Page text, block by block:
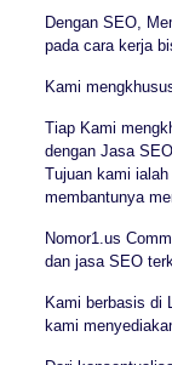
Dengan SEO,
pada cara kerja
Kami
Tiap Kami
dengan Jasa
Tujuan kami
membantunya
Nomor1.us
dan jasa SEO
Kami berbasis di
kami